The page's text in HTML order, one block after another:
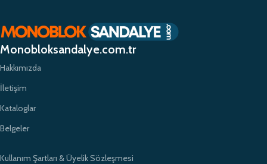
zamanında teslimat garantimizle eğitim kurumlarının ihtiyaçlarına hızlı ve
etkili çözümler sunarak sektörde öncü bir konumda yer almayı
amaçlıyoruz.
Monobloksandalye.com.tr
Hakkımızda
İletişim
Kataloglar
Belgeler
Kullanım Şartları & Üyelik Sözleşmesi